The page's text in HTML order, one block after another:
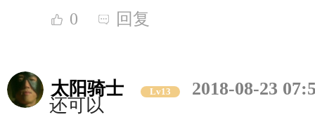
0 回复
太阳骑士 Lv13
2018-08-23
还可以